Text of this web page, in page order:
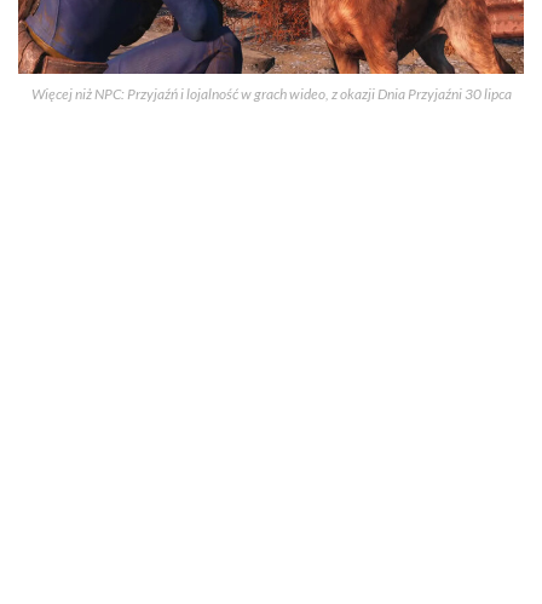
Więcej niż NPC: Przyjaźń i lojalność w grach wideo, z okazji Dnia Przyjaźni 30 lipca